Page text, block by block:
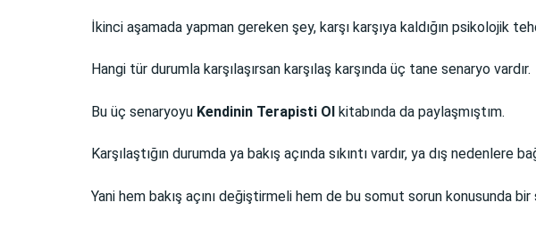
İkinci aşamada yapman gereken şey, karşı karşıya kaldığın psikolojik
Hangi tür durumla karşılaşırsan karşılaş karşında üç tane senaryo vardır.
Bu üç senaryoyu Kendinin Terapisti Ol kitabında da paylaşmıştım.
Karşılaştığın durumda ya bakış açında sıkıntı vardır, ya dış nedenlere
Yani hem bakış açını değiştirmeli hem de bu somut sorun konusunda bir